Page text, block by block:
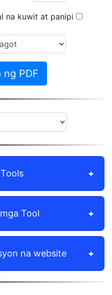
na kuwit at panipi
ng PDF
Tool
na website